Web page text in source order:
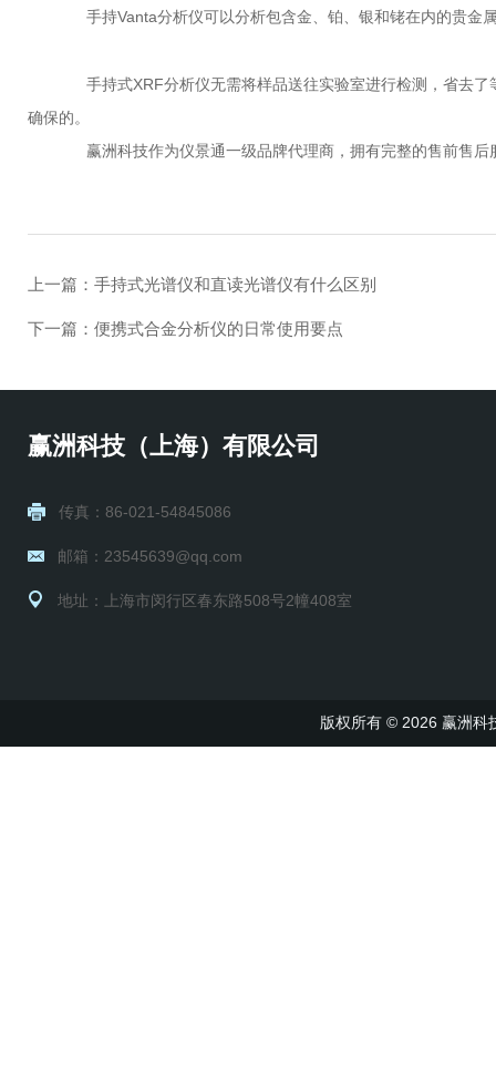
手持Vanta分析仪可以分析包含金、铂、银和铑在内的贵金
手持式XRF分析仪无需将样品送往实验室进行检测，省去了
确保的。
赢洲科技作为仪景通一级品牌代理商，拥有完整的售前售后
上一篇： 手持式光谱仪和直读光谱仪有什么区别
下一篇： 便携式合金分析仪的日常使用要点
赢洲科技（上海）有限公司
传真：86-021-54845086
邮箱：23545639@qq.com
地址：上海市闵行区春东路508号2幢408室
版权所有 © 2026 赢洲